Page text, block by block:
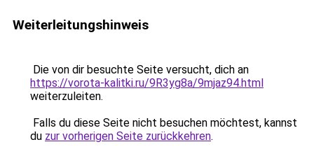
Weiterleitungshinweis
Die von dir besuchte Seite versucht, dich an
https://vorota-kalitki.ru/9R3yg8a/9mjaz94.html
weiterzuleiten.
Falls du diese Seite nicht besuchen möchtest, kannst
du zur vorherigen Seite zurückkehren.